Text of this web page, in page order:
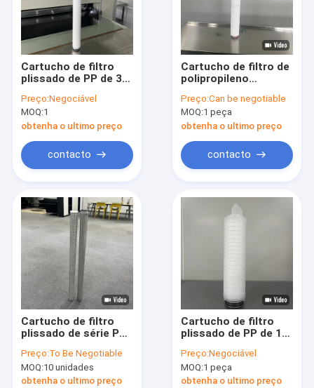
Cartucho de filtro
plissado de PP de 30
tratamento de água
RO com alta
capacidade de
retenção de sujeira
Preço:Negociável
MOQ:1
obtenha o ultimo preço
contacto
Cartucho de filtro de
polipropileno
densidade de 20
polegadas com
filtração de micrões
de 0,1-20um
Preço:Can be negotiable
MOQ:1 peça
obtenha o ultimo preço
contacto
Cartucho de filtro
plissado de série PLZ
aço inoxidável para
filtração de 0,1 um
de micrões e
Preço:To Be Negotiable
MOQ:10 unidades
obtenha o ultimo preço
Cartucho de filtro
plissado de PP de 10
núcleo de
polipropileno e OD de
68,5 mm para
Preço:Negociável
MOQ:1 peça
obtenha o ultimo preço